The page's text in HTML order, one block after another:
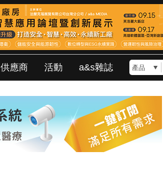
供應商 活動 a&s雜誌